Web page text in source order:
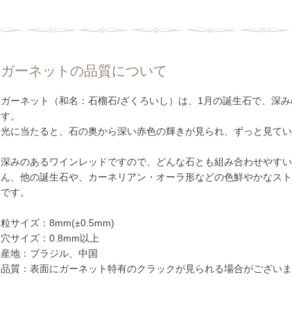
ガーネットの品質について
ガーネット（和名：石榴石/ざくろいし）は、1月の誕生石で、深
す。
光に当たると、石の奥から深い赤色の輝きが見られ、ずっと見て
深みのあるワインレッドですので、どんな石とも組み合わせやす
ん、他の誕生石や、カーネリアン・オーラ形などの色鮮やかなス
です。
粒サイズ：8mm(±0.5mm)
穴サイズ：0.8mm以上
産地：ブラジル、中国
品質：表面にガーネット特有のクラックが見られる場合がございま